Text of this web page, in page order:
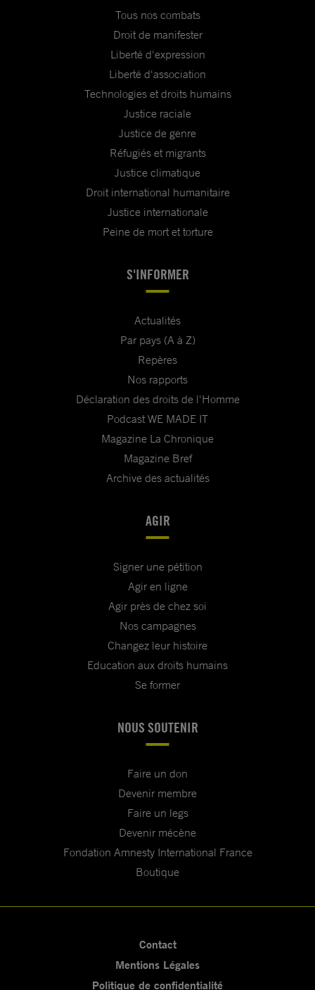
Tous nos combats
Droit de manifester
Liberté d'expression
Liberté d'association
Technologies et droits humains
Justice raciale
Justice de genre
Réfugiés et migrants
Justice climatique
Droit international humanitaire
Justice internationale
Peine de mort et torture
S'INFORMER
Actualités
Par pays (A à Z)
Repères
Nos rapports
Déclaration des droits de l'Homme
Podcast WE MADE IT
Magazine La Chronique
Magazine Bref
Archive des actualités
AGIR
Signer une pétition
Agir en ligne
Agir près de chez soi
Nos campagnes
Changez leur histoire
Education aux droits humains
Se former
NOUS SOUTENIR
Faire un don
Devenir membre
Faire un legs
Devenir mécène
Fondation Amnesty International France
Boutique
Contact
Mentions Légales
Politique de confidentialité